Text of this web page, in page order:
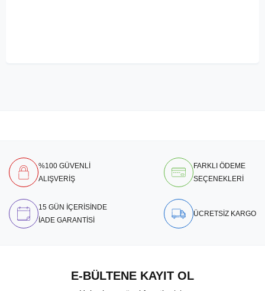
%100 GÜVENLİ
ALIŞVERİŞ
FARKLI ÖDEME
SEÇENEKLERİ
15 GÜN İÇERİSİNDE
İADE GARANTİSİ
ÜCRETSİZ KARGO
E-BÜLTENE KAYIT OL